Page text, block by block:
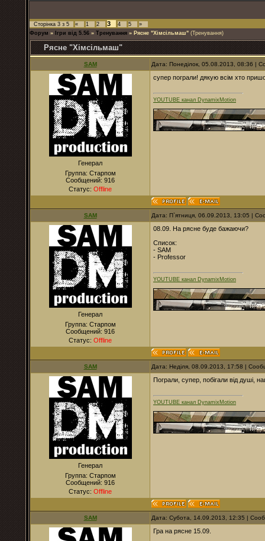
Сторінка 3 з 5 « 1 2 3 4 5
»
Форум » Ігри від 5.56 » Тренування » Рясне "Хімсільмаш" (Тренування)
Рясне "Хімсільмаш"
SAM Дата: Понеділок, 05.08.2013, 08:36 |
Генерал
Группа: Старпом
Сообщений: 916
Статус: Offline
супер пограли! дякую всім хто
YOUTUBE канал DynamixMotion
SAM Дата: П`ятниця, 06.09.2013, 13:05 |
Генерал
Группа: Старпом
Сообщений: 916
Статус: Offline
08.09. На рясне буде бажаючи?
Список:
- SAM
- Professor
YOUTUBE канал DynamixMotion
SAM Дата: Неділя, 08.09.2013, 17:58 |
Генерал
Группа: Старпом
Сообщений: 916
Статус: Offline
Пограли, супер, побігали від душі,
YOUTUBE канал DynamixMotion
SAM Дата: Субота, 14.09.2013, 12:35 |
Гра на рясне 15.09.